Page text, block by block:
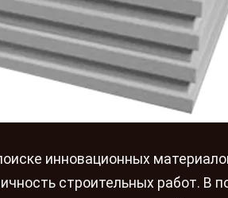
инновационных
строительных работ. В